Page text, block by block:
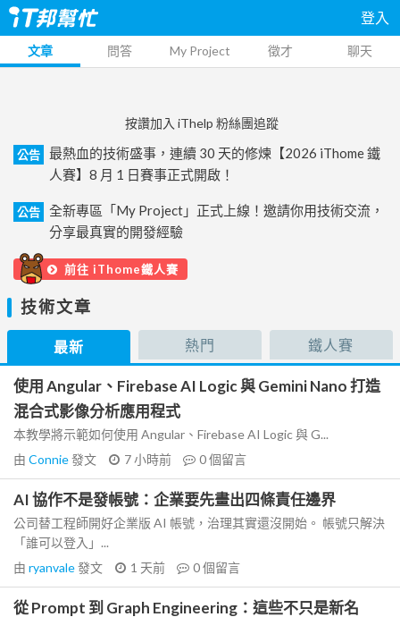
登入
文章 問答 My Project 徵才 聊天
按讚加入 iThelp 粉絲團追蹤
公告
最熱血的技術盛事，連續 30 天的修煉【2026 iThome 鐵
人賽】8 月 1 日賽事正式開啟！
公告
全新專區「My Project」正式上線！邀請你用技術交流，
分享最真實的開發經驗
前往 iThome鐵人賽
技術文章
最新 熱門 鐵人賽
使用 Angular、Firebase AI Logic 與 Gemini Nano 打造
混合式影像分析應用程式
本教學將示範如何使用 Angular、Firebase AI Logic 與 G...
由 Connie發文 7 小時前 0個留言
AI 協作不是發帳號：企業要先畫出四條責任邊界
公司替工程師開好企業版 AI 帳號，治理其實還沒開始。 帳號只解決
「誰可以登入」...
由 ryanvale發文 1 天前 0個留言
從 Prompt 到 Graph Engineering：這些不只是新名